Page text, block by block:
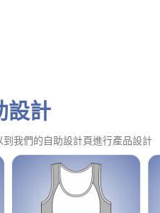
設計
我們的自助設計頁進行產品設計